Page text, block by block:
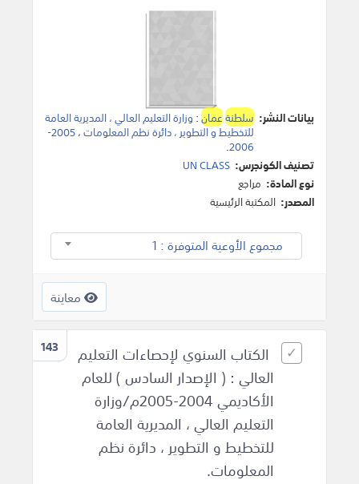
بيانات النشر: سلطنةعمان: وزارة التعليم العالي ، المديرية العامة
للتخطيط و التطوير ، دائرة نظم المعلومات، 2005-
2006
.
تصنيف الكونجرس: UN CLASS
نوع المادة: مراجع
المصدر: المكتبة الرئيسية
مجموع الأوعية المتوفرة : 1
معاينة
143
الكتاب السنوي لإحصاءات التعليم
العالي : ( الإصدار السادس ) للعام
الأكاديمي 2004-2005م/وزارة
التعليم العالي ، المديرية العامة
للتخطيط و التطوير ، دائرة نظم
المعلومات.